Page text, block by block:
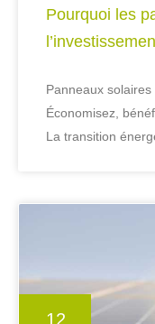
Pourquoi les
Panneaux solaires
Économisez,
La transition
12